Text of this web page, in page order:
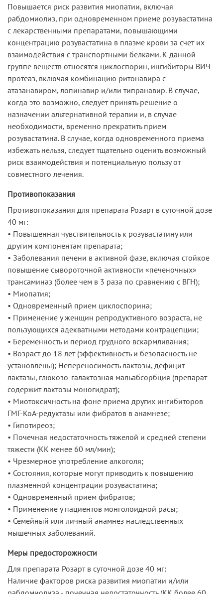
Повышается риск развития миопатии, включая
рабдомиолиз, при одновременном приеме розувастатина
с лекарственными препаратами, повышающими
концентрацию розувастатина в плазме крови за счет их
взаимодействия с транспортными белками. К данной
группе веществ относятся циклоспорин, ингибиторы ВИЧ-
протеаз, включая комбинацию ритонавира с
атазанавиром, лопинавир и/или типранавир. В случае,
когда это возможно, следует принять решение о
назначении альтернативной терапии и, в случае
необходимости, временно прекратить прием
розувастатина. В случае, когда одновременного приема
избежать нельзя, следует тщательно оценить возможный
риск взаимодействия и потенциальную пользу от
совместного лечения.
Противопоказания
Противопоказания для препарата Розарт в суточной дозе
40 мг:
• Повышенная чувствительность к розувастатину или
другим компонентам препарата;
• Заболевания печени в активной фазе, включая стойкое
повышение сывороточной активности «печеночных»
трансаминаз (более чем в 3 раза по сравнению с ВГН);
• Миопатия;
• Одновременный прием циклоспорина;
• Применение у женщин репродуктивного возраста, не
пользующихся адекватными методами контрацепции;
• Беременность и период грудного вскармливания;
• Возраст до 18 лет (эффективность и безопасность не
установлены); Непереносимость лактозы, дефицит
лактазы, глюкозо-галактозная мальабсорбция (препарат
содержит лактозы моногидрат);
• Миотоксичность на фоне приема других ингибиторов
ГМГ-КоА-редуктазы или фибратов в анамнезе;
• Гипотиреоз;
• Почечная недостаточность тяжелой и средней степени
тяжести (КК менее 60 мл/мин);
• Чрезмерное употребление алкоголя;
• Состояния, которые могут приводить к повышению
плазменной концентрации розувастатина;
• Одновременный прием фибратов;
• Применение у пациентов монголоидной расы;
• Семейный или личный анамнез наследственных
мышечных заболеваний.
Меры предосторожности
Для препарата Розарт в суточной дозе 40 мг:
Наличие факторов риска развития миопатии и/или